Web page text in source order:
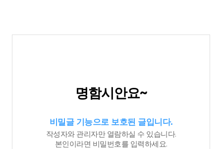
명함시안요~
비밀글 기능으로 보호된 글입니다.
작성자와 관리자만 열람하실 수 있습니다.
본인이라면 비밀번호를 입력하세요.